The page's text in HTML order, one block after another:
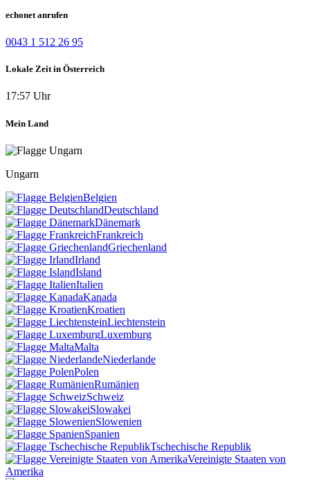
echonet anrufen
0043 1 512 26 95
Lokale Zeit in Österreich
17:57 Uhr
Mein Land
Ungarn
Belgien
Deutschland
Dänemark
Frankreich
Griechenland
Irland
Island
Italien
Kanada
Kroatien
Liechtenstein
Luxemburg
Malta
Niederlande
Polen
Rumänien
Schweiz
Slowakei
Slowenien
Spanien
Tschechische Republik
Vereinigte Staaten von
Amerika